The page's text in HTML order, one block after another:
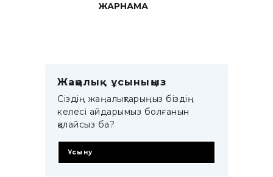
ЖАРНАМА
Жаңалық ұсыныңыз
Сіздің жаңалықтарыңыз біздің
келесі айдарымыз болғанын
қалайсыз ба?
Ұсыну